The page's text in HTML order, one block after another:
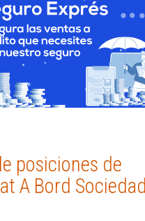
posiciones de
A Bord Sociedad